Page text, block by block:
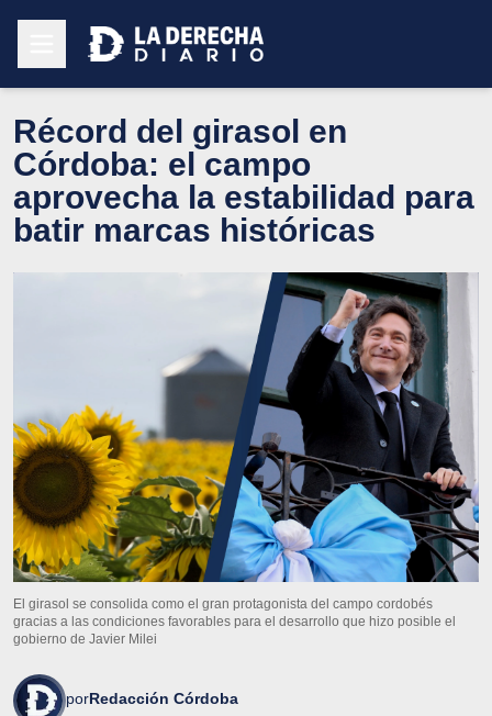
Récord del girasol en
Córdoba: el campo
aprovecha la estabilidad para
batir marcas históricas
El girasol se consolida como el gran protagonista del campo cordobés
gracias a las condiciones favorables para el desarrollo que hizo posible el
gobierno de Javier Milei
porRedacción Córdoba